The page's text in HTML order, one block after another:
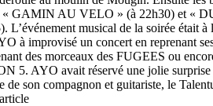
« GAMIN AU VELO » (à 22h30) et «
L’événement musical de la soirée était
à improvisé un concert en reprenant
des morceaux des FUGEES ou
5. AYO avait réservé une jolie surprise
de son compagnon et guitariste, le